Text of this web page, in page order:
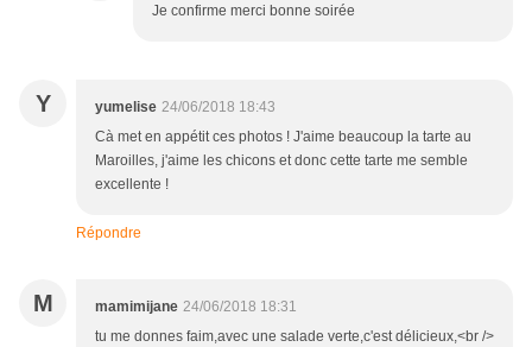
Je confirme merci bonne soirée
Y yumelise 24/06/2018 18:43
Cà met en appétit ces photos ! J'aime beaucoup la tarte au
Maroilles, j'aime les chicons et donc cette tarte me semble
excellente !
Répondre
M mamimijane 24/06/2018 18:31
tu me donnes faim,avec une salade verte,c'est délicieux,<br />